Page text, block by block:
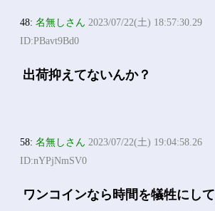
48:名無しさん 2023/07/22(土) 18:57:30.29
ID:PBavt9Bd0
出荷抑えてないんか？
58:名無しさん 2023/07/22(土) 19:04:58.26
ID:nYPjNmSV0
ワンコインなら時間を犠牲にして